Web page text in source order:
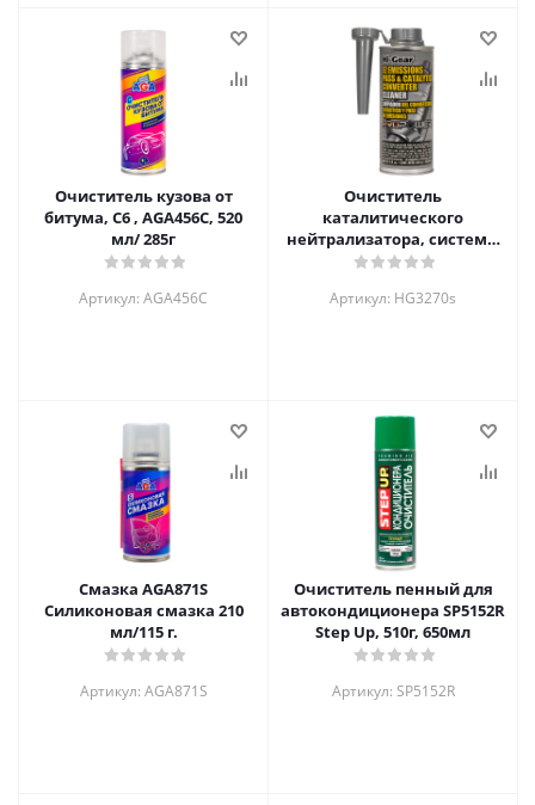
Очиститель кузова от
битума, C6 , AGA456C, 520
мл/ 285г
Артикул: AGA456C
Очиститель
каталитического
нейтрализатора, системы
питания и камер сгорания
Артикул: HG3270s
Смазка AGA871S
Силиконовая смазка 210
мл/115 г.
Артикул: AGA871S
Очиститель пенный для
автокондиционера SP5152R
Step Up, 510г, 650мл
Артикул: SP5152R